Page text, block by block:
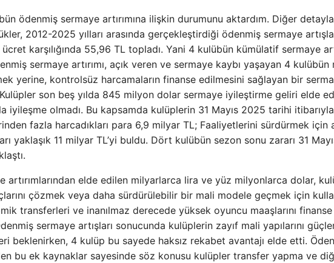
ödenmiş sermaye artırımına ilişkin durumunu aktardım. Diğer
2012-2025 yılları arasında gerçekleştirdiği ödenmiş sermaye
ücret karşılığında 55,96 TL topladı. Yani 4 kulübün kümülatif sermaye
sermaye artırımı, açık veren ve sermaye kaybı yaşayan 4 kulübün
yerine, kontrolsüz harcamaların finanse edilmesini sağlayan bir
son beş yılda 845 milyon dolar sermaye iyileştirme geliri elde
iyileşme olmadı. Bu kapsamda kulüplerin 31 Mayıs 2025 tarihi
fazla harcadıkları para 6,9 milyar TL; Faaliyetlerini sürdürmek için
yaklaşık 11 milyar TL’yi buldu. Dört kulübün sezon sonu zararı 31
artırımlarından elde edilen milyarlarca lira ve yüz milyonlarca dolar,
çözmek veya daha sürdürülebilir bir mali modele geçmek için
transferleri ve inanılmaz derecede yüksek oyuncu maaşlarını
sermaye artışları sonucunda kulüplerin zayıf mali yapılarını
beklenirken, 4 kulüp bu sayede haksız rekabet avantajı elde etti.
bu ek kaynaklar sayesinde söz konusu kulüpler transfer yapma ve